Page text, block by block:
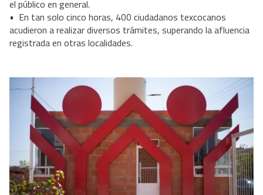
el público en general.
• En tan solo cinco horas, 400 ciudadanos texcocanos
acudieron a realizar diversos trámites, superando la afluencia
registrada en otras localidades.